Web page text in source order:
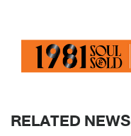
RELATED NEWS